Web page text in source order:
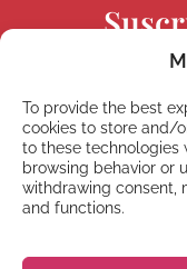
To provide the best
cookies to store and/
to these technologies
browsing behavior or
withdrawing consent,
and functions.